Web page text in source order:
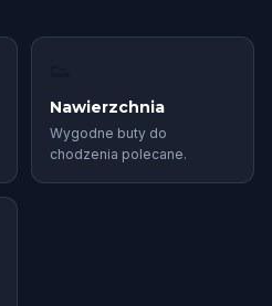
Nawierzchnia
Wygodne buty do
chodzenia polecane.